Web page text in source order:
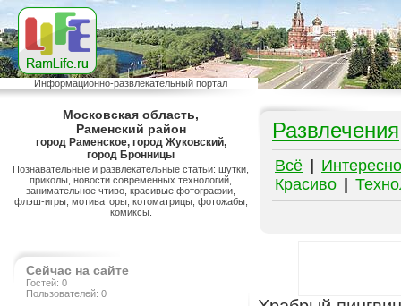
Информационно-развлекательный портал
Московская область,
Раменский район
город Раменское, город Жуковский,
город Бронницы
Познавательные и развлекательные статьи: шутки,
приколы, новости современных технологий,
занимательное чтиво, красивые фотографии,
флэш-игры, мотиваторы, котоматрицы, фотожабы,
комиксы.
Сейчас на сайте
Гостей: 0
Пользователей: 0
Развлечения
Всё
Интересно
Красиво